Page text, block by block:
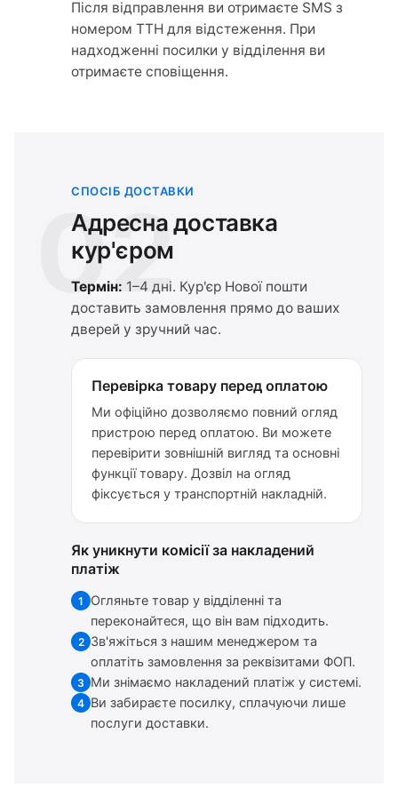
Після відправлення ви отримаєте SMS з
номером ТТН для відстеження. При
надходженні посилки у відділення ви
отримаєте сповіщення.
02
СПОСІБ ДОСТАВКИ
Адресна доставка
кур'єром
Термін: 1–4 дні. Кур'єр Нової пошти
доставить замовлення прямо до ваших
дверей у зручний час.
Перевірка товару перед оплатою
Ми офіційно дозволяємо повний огляд
пристрою перед оплатою. Ви можете
перевірити зовнішній вигляд та основні
функції товару. Дозвіл на огляд
фіксується у транспортній накладній.
Як уникнути комісії за накладений
платіж
1
Огляньте товар у відділенні та
переконайтеся, що він вам підходить.
2 Зв'яжіться з нашим менеджером та
оплатіть замовлення за реквізитами ФОП.
3 Ми знімаємо накладений платіж у системі.
4 Ви забираєте посилку, сплачуючи лише
послуги доставки.